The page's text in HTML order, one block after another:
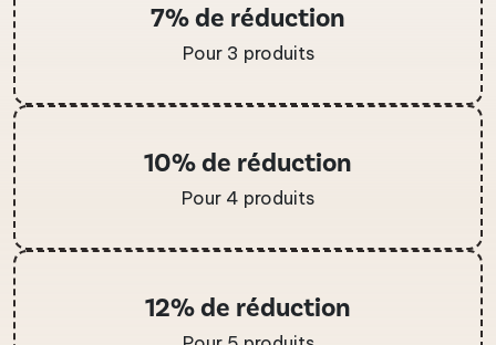
7% de réduction
Pour 3 produits
10% de réduction
Pour 4 produits
12% de réduction